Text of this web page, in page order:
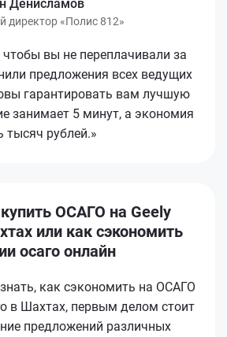
Денисламов
директор «Полис 812»
вы не переплачивали за
предложения всех ведущих
гарантировать вам лучшую
занимает 5 минут, а экономия
тысяч рублей.»
ОСАГО на Geely
или как сэкономить
осаго онлайн
как сэкономить на ОСАГО
в Шахтах, первым делом стоит
предложений различных